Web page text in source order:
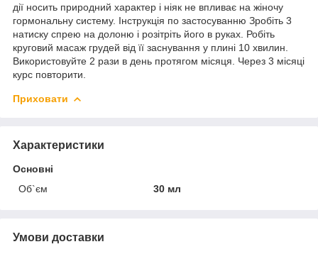
дії носить природний характер і ніяк не впливає на жіночу
гормональну систему. Інструкція по застосуванню Зробіть 3
натиску спрею на долоню і розітріть його в руках. Робіть
круговий масаж грудей від її заснування у плині 10 хвилин.
Використовуйте 2 рази в день протягом місяця. Через 3 місяці
курс повторити.
Приховати
Характеристики
Основні
Об`єм
30 мл
Умови доставки